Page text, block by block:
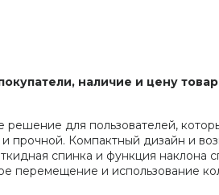
наличие и цену
решение для пользователей,
прочной. Компактный дизайн и
спинка и функция
перемещение и использование